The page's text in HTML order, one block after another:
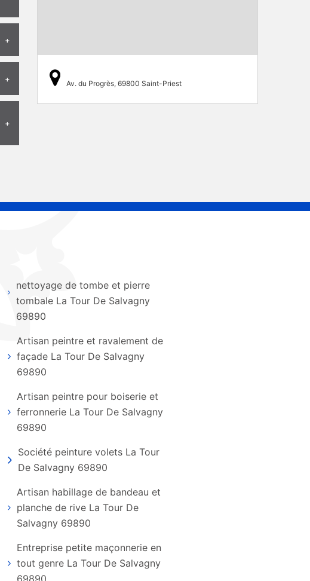
Av. du Progrès, 69800 Saint-Priest
nettoyage de tombe et pierre
tombale La Tour De Salvagny
69890
Artisan peintre et ravalement de
façade La Tour De Salvagny
69890
Artisan peintre pour boiserie et
ferronnerie La Tour De Salvagny
69890
Société peinture volets La Tour
De Salvagny 69890
Artisan habillage de bandeau et
planche de rive La Tour De
Salvagny 69890
Entreprise petite maçonnerie en
tout genre La Tour De Salvagny
69890